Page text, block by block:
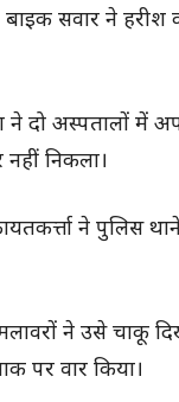
सवार ने हरीश
ने दो अस्पतालों में
निकला।
ने पुलिस
ने उसे चाकू
पर वार किया।